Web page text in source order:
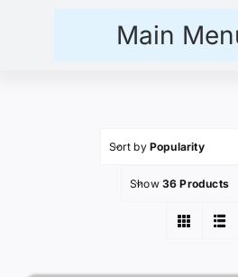
Main
Sort by Popularity
Show 36 Products